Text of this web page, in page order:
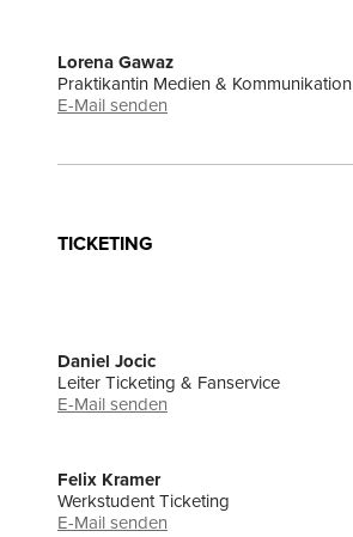
Lorena Gawaz
Praktikantin Medien & Kommunikation
E-Mail senden
TICKETING
Daniel Jocic
Leiter Ticketing & Fanservice
E-Mail senden
Felix Kramer
Werkstudent Ticketing
E-Mail senden